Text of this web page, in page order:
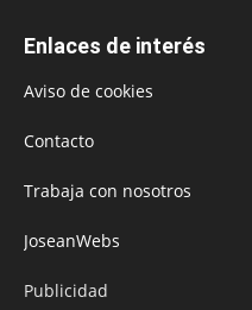
Enlaces de interés
Aviso de cookies
Contacto
Trabaja con nosotros
JoseanWebs
Publicidad